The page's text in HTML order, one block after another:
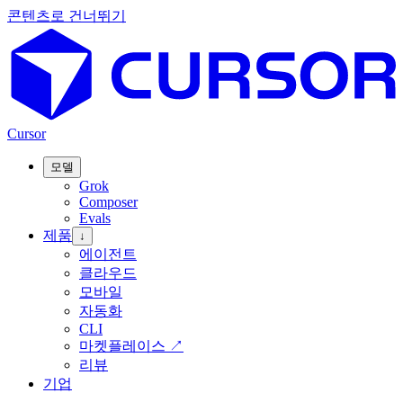
콘텐츠로 건너뛰기
Cursor
모델
Grok
Composer
Evals
제품
↓
에이전트
클라우드
모바일
자동화
CLI
마켓플레이스 ↗
리뷰
기업